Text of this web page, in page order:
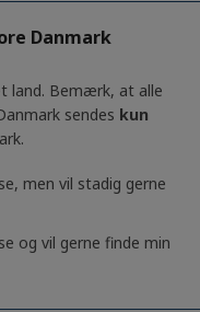
rimelige og passende
Danmark
land. Bemærk, at alle
sendes kun
men vil stadig gerne
og vil gerne finde min